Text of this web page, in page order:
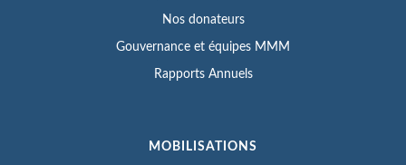
Nos donateurs
Gouvernance et équipes MMM
Rapports Annuels
MOBILISATIONS